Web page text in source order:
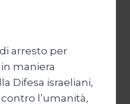
arresto per
maniera
Difesa israeliani,
l’umanità,